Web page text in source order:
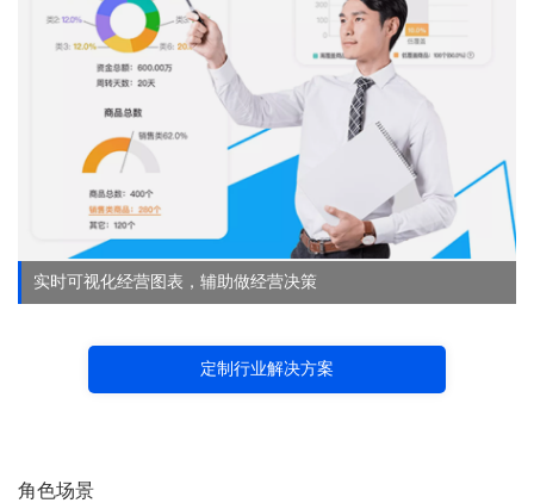
实时可视化经营图表，辅助做经营决策
定制行业解决方案
角色场景